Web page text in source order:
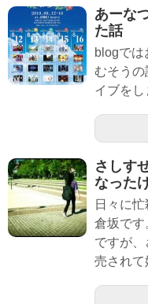
あーな
た話
blogでは
むそう
イブを
さしす
なった
日々に
倉坂です
ですが
売されて